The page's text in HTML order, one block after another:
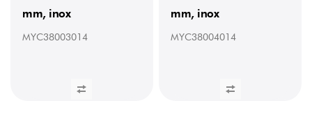
mm, inox
MYC38003014
mm, inox
MYC38004014